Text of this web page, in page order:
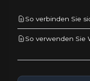
So verbinden Sie
So verwenden Sie